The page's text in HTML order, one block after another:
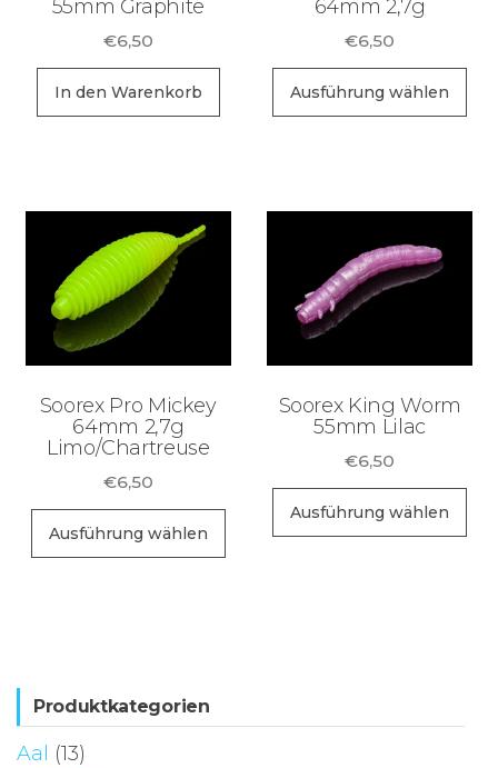
55mm Graphite
€6,50
In den Warenkorb
64mm 2,7g
€6,50
Ausführung wählen
Soorex Pro Mickey
64mm 2,7g
Limo/Chartreuse
€6,50
Ausführung wählen
Dieses
Soorex King Worm
55mm Lilac
€6,50
Ausführung wählen
Produktkategorien
Aal
(13)